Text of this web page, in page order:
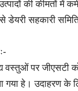
की कीमतों में
डेयरी सहकारी
वस्तुओं पर जीएसटी
गया हे। उदाहरण